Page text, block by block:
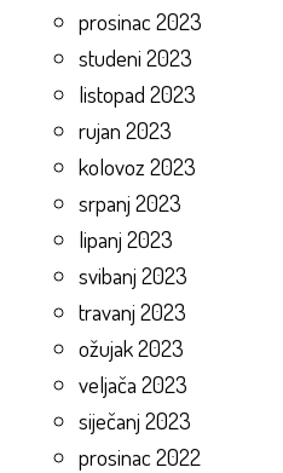
prosinac 2023
studeni 2023
listopad 2023
rujan 2023
kolovoz 2023
srpanj 2023
lipanj 2023
svibanj 2023
travanj 2023
ožujak 2023
veljača 2023
siječanj 2023
prosinac 2022